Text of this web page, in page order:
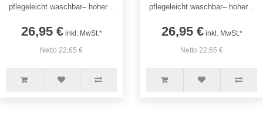
pflegeleicht waschbar– hoher ..
26,95 €inkl. MwSt.*
Netto 22,65 €
pflegeleicht waschbar– hoher ..
26,95 €inkl. MwSt.*
Netto 22,65 €